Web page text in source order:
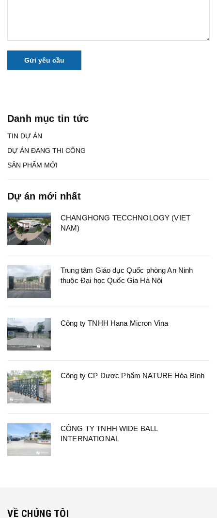
Gửi yêu cầu
Danh mục tin tức
TIN DỰ ÁN
DỰ ÁN ĐANG THI CÔNG
SẢN PHẨM MỚI
Dự án mới nhất
CHANGHONG TECCHNOLOGY (VIET
NAM)
Trung tâm Giáo dục Quốc phòng An Ninh
thuộc Đại học Quốc Gia Hà Nội
Công ty TNHH Hana Micron Vina
Công ty CP Dược Phẩm NATURE Hòa Bình
CÔNG TY TNHH WIDE BALL
INTERNATIONAL
VỀ CHÚNG TÔI